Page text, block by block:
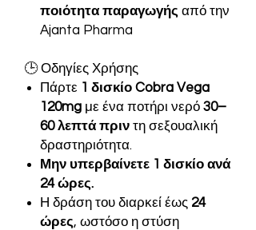
ποιότητα παραγωγής από την
Ajanta Pharma
🕒 Οδηγίες Χρήσης
Πάρτε 1 δισκίο Cobra Vega
120mg με ένα ποτήρι νερό 30–
60 λεπτά πριν τη σεξουαλική
δραστηριότητα.
Μην υπερβαίνετε 1 δισκίο ανά
24 ώρες.
Η δράση του διαρκεί έως 24
ώρες, ωστόσο η στύση